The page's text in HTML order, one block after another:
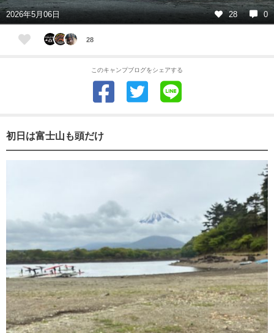
2026年5月06日 28 0
28
このキャンプブログをシェアする
初日は富士山も頭だけ